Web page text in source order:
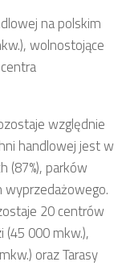
na polskim
wolnostojące
względnie
handlowej jest w
(87%), parków
wyprzedażowego.
20 centrów
(45 000 mkw.),
oraz Tarasy